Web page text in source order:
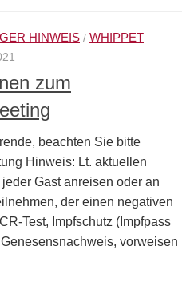
HINWEIS / WHIPPET
zum
beachten Sie bitte
Hinweis: Lt. aktuellen
Gast anreisen oder an
der einen negativen
Test, Impfschutz (Impfpass
vorweisen